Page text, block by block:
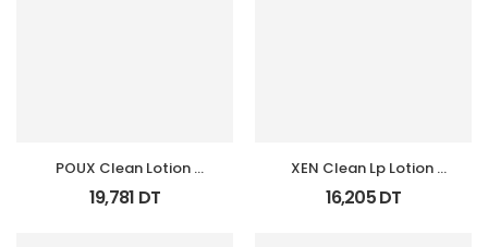
POUX Clean Lotion
Spray Anti Poux Et
Lentes 100Ml
19,781 DT
XEN Clean Lp Lotion
Anti Poux Et Lentes
100Ml
16,205DT